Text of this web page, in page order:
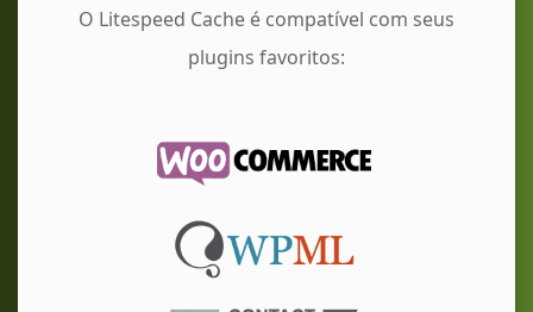
O Litespeed Cache é compatível com seus
plugins favoritos: